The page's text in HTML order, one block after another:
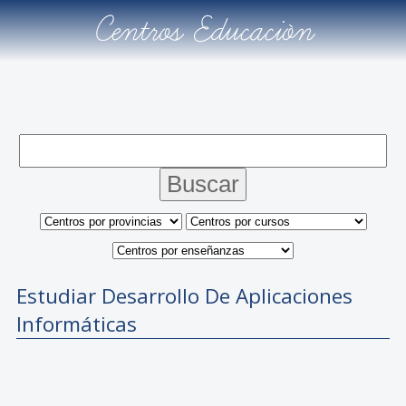
Centros Educación
Estudiar Desarrollo De Aplicaciones
Informáticas